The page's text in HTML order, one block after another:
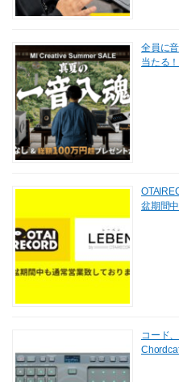
全員に
当たる
盆期間
コード